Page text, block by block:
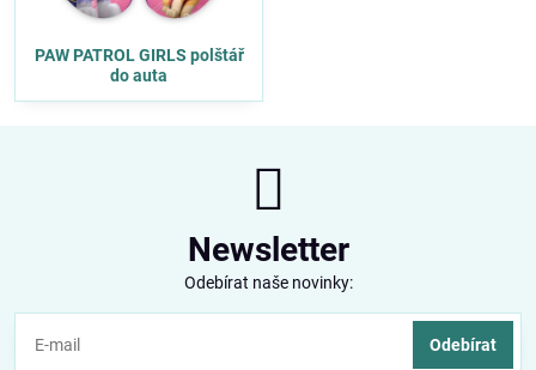
PAW PATROL GIRLS polštář
do auta
Newsletter
Odebírat naše novinky:
Odebírat